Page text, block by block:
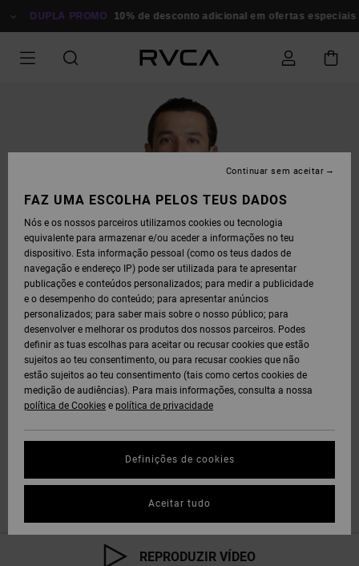
PARA DUPLA PROMO 10% de desconto adicional em ofertas especiais
REPRODUZIR VÍDEO
FAZ UMA ESCOLHA PELOS TEUS DADOS
Nós e os nossos parceiros utilizamos cookies ou tecnologia
equivalente para armazenar e/ou aceder a informações no teu
dispositivo. Esta informação pessoal (como os teus dados de
navegação e endereço IP) pode ser utilizada para te apresentar
publicações e conteúdos personalizados; para medir a publicidade
e o desempenho do conteúdo; para apresentar anúncios
personalizados; para saber mais sobre o nosso público; para
desenvolver e melhorar os produtos dos nossos parceiros. Podes
definir as tuas escolhas para aceitar ou recusar cookies que estão
sujeitos ao teu consentimento, ou para recusar cookies que não
estão sujeitos ao teu consentimento (tais como certos cookies de
medição de audiências). Para mais informações, consulta a nossa
política de Cookies e política de privacidade
Definições de cookies
Continuar sem aceitar
Aceitar tudo